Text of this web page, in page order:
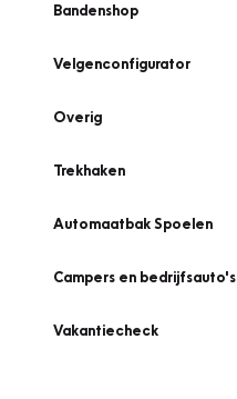
Bandenshop
Velgenconfigurator
Overig
Trekhaken
Automaatbak Spoelen
Campers en bedrijfsauto's
Vakantiecheck